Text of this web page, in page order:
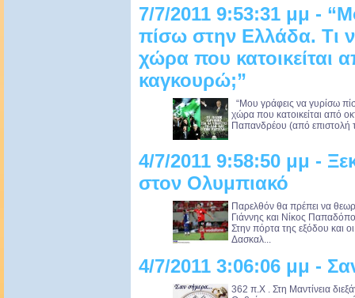
7/7/2011 9:53:31 μμ -
πίσω στην Ελλάδα. Τι
χώρα που κατοικείται
καγκουρώ;”
“Μου γράφεις να γυρίσω
χώρα που κατοικείται από
Παπανδρέου (από επιστολή
4/7/2011 9:58:50 μμ -
στον Ολυμπιακό
Παρελθόν θα πρέπει να
Γιάννης και Νίκος
Στην πόρτα της εξόδου και
Δασκαλ...
4/7/2011 3:06:06 μμ -
362 π.Χ . Στη Μαντίνεια